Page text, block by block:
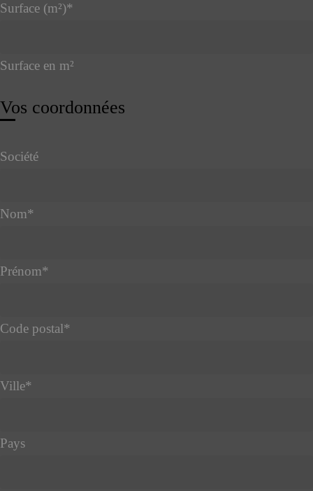
Surface (m²)*
Surface en m²
Vos coordonnées
Société
Nom*
Prénom*
Code postal*
Ville*
Pays